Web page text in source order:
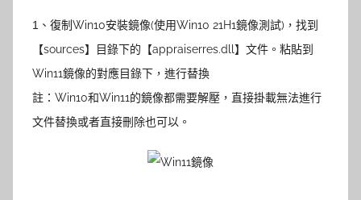
1 、 復制Win10安裝鏡像(使用Win10 21H1鏡像測試)，找到
【sources】目錄下的【appraiserres.dll】文件。粘貼到
Win11鏡像的對應目錄下，進行替換
註：Win10和Win11的鏡像都需要解壓，直接掛載無法進行
文件替換或者直接刪除也可以。